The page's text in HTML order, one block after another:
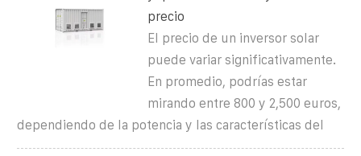
precio
El precio de un inversor solar
puede variar significativamente.
En promedio, podrías estar
mirando entre 800 y 2,500 euros,
dependiendo de la potencia y las características del